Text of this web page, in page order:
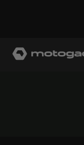
motogadget GmbH